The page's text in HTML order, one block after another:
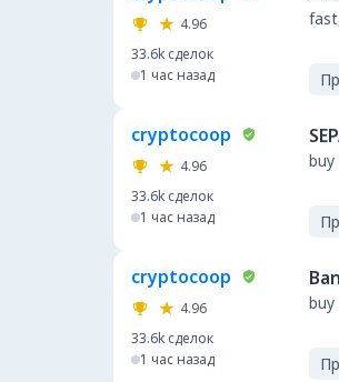
4.96
33.6k сделок
1 час назад
cryptocoop
4.96
33.6k сделок
1 час назад
cryptocoop
4.96
33.6k сделок
1 час назад
buy